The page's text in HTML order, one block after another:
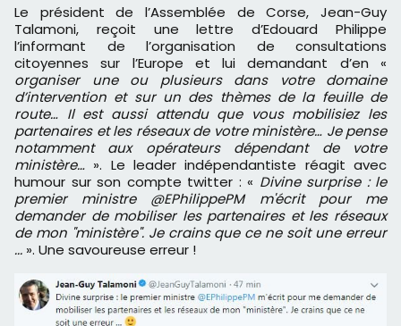
Le président de l’Assemblée de Corse, Jean-Guy
Talamoni, reçoit une lettre d’Edouard Philippe
l’informant de l’organisation de consultations
citoyennes sur l’Europe et lui demandant d’en «
organiser une ou plusieurs dans votre domaine
d’intervention et sur un des thèmes de la feuille de
route… Il est aussi attendu que vous mobilisiez les
partenaires et les réseaux de votre ministère… Je pense
notamment aux opérateurs dépendant de votre
ministère… ». Le leader indépendantiste réagit avec
humour sur son compte twitter : « Divine surprise : le
premier ministre @EPhilippePM m'écrit pour me
demander de mobiliser les partenaires et les réseaux
de mon "ministère". Je crains que ce ne soit une erreur
... ». Une savoureuse erreur !